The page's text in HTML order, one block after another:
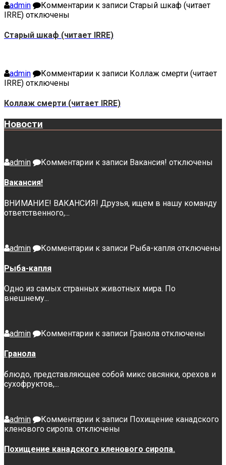
admin Комментарии к записи Старый шкаф (читает
IRRE) отключены
Старый шкаф (читает IRRE)
admin Комментарии к записи Коллаж смерти (читает
IRRE) отключены
Коллаж смерти (читает IRRE)
Новости
admin Комментарии к записи Вакансия! отключены
Вакансия!
ВНИМАНИЕ! ВАКАНСИЯ! Друзья, ищем в нашу команду
ответственного,...
admin Комментарии к записи Рыба-капля отключены
Рыба-капля
Одно из самых странных животных мира. По
внешнему...
admin Комментарии к записи Гранола отключены
Гранола
блюдо, представляющее собой микс овсянки, орехов и
сухофруктов,...
admin Комментарии к записи Похищение канадского
кленового сиропа. отключены
Похищение канадского кленового сиропа.